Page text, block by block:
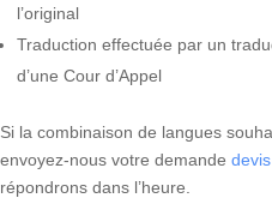
l’original
Traduction effectuée par un
d’une Cour d’Appel
Si la combinaison de langues
envoyez-nous votre demande
répondrons dans l’heure.